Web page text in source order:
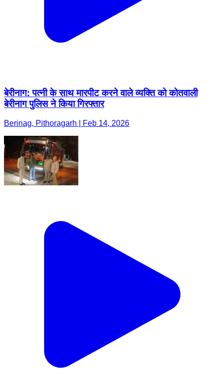
बेरीनाग: पत्नी के साथ मारपीट करने वाले व्यक्ति को कोतवाली
बेरीनाग पुलिस ने किया गिरफ्तार
Berinag, Pithoragarh | Feb 14, 2026